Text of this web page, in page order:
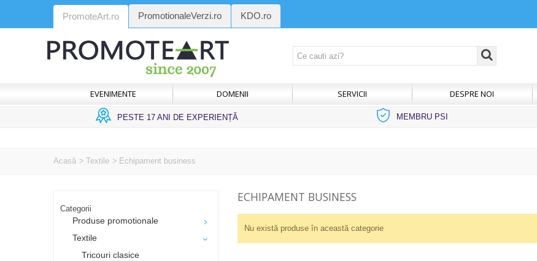
PromoteArt.ro PromotionaleVerzi.ro KDO.ro
EVENIMENTE DOMENII SERVICII DESPRE NOI
PESTE 17 ANI DE EXPERIENȚĂ MEMBRU PSI
Acasă > Textile > Echipament business
Categorii
Produse promotionale
Textile
Tricouri clasice
ECHIPAMENT BUSINESS
Nu există produse în această categorie